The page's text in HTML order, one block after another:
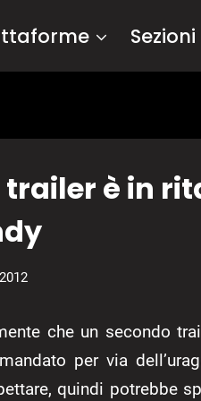
Sezioni
trailer è in
che un secondo
per via
quindi potrebbe